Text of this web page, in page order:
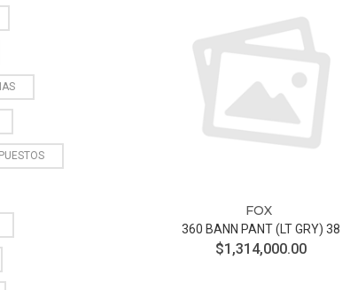
FOX
360 BANN PANT (LT GRY) 38
$1,314,000.00